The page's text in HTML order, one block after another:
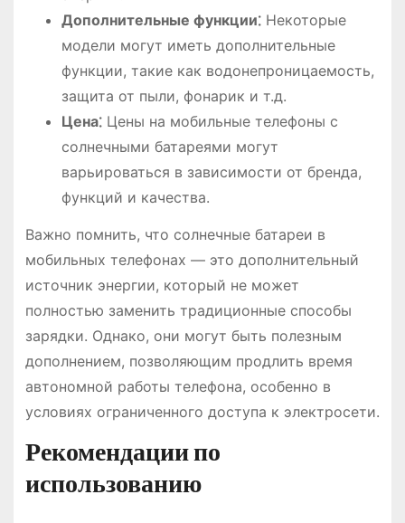
Дополнительные функции⁚Некоторые
модели могут иметь дополнительные
функции, такие как водонепроницаемость,
защита от пыли, фонарик и т.д.
Цена⁚Цены на мобильные телефоны с
солнечными батареями могут
варьироваться в зависимости от бренда,
функций и качества.
Важно помнить, что солнечные батареи в
мобильных телефонах ― это дополнительный
источник энергии, который не может
полностью заменить традиционные способы
зарядки. Однако, они могут быть полезным
дополнением, позволяющим продлить время
автономной работы телефона, особенно в
условиях ограниченного доступа к электросети.
Рекомендации по
использованию